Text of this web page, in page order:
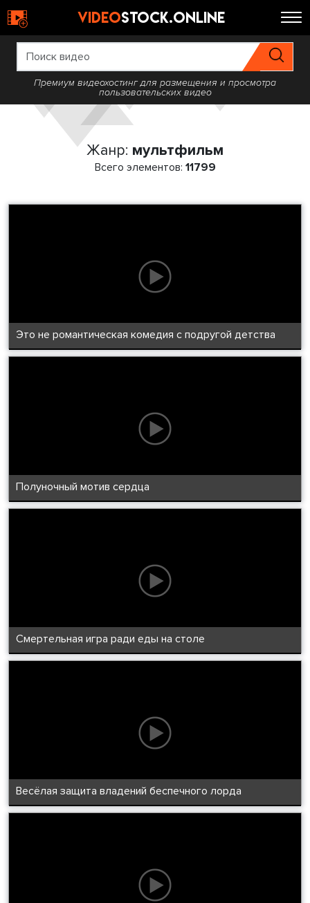
videostock.online
Премиум видеохостинг для размещения и просмотра
пользовательских видео
Жанр: мультфильм
Всего элементов: 11799
Это не романтическая комедия с подругой детства
Полуночный мотив сердца
Смертельная игра ради еды на столе
Весёлая защита владений беспечного лорда